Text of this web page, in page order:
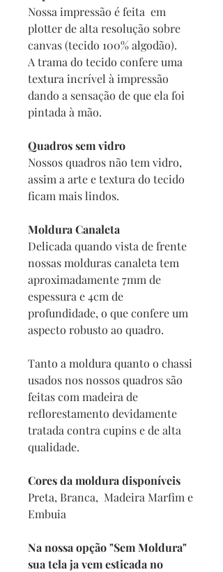
Nossa impressão é feita em
plotter de alta resolução sobre
canvas (tecido 100% algodão).
A trama do tecido confere uma
textura incrível à impressão
dando a sensação de que ela foi
pintada à mão.
Quadros sem vidro
Nossos quadros não tem vidro,
assim a arte e textura do tecido
ficam mais lindos.
Moldura Canaleta
Delicada quando vista de frente
nossas molduras canaleta tem
aproximadamente 7mm de
espessura e 4cm de
profundidade, o que confere um
aspecto robusto ao quadro.
Tanto a moldura quanto o chassi
usados nos nossos quadros são
feitas com madeira de
reflorestamento devidamente
tratada contra cupins e de alta
qualidade.
Cores da moldura disponíveis
Preta, Branca, Madeira Marfim e
Embuia
Na nossa opção "Sem Moldura"
sua tela ja vem esticada no